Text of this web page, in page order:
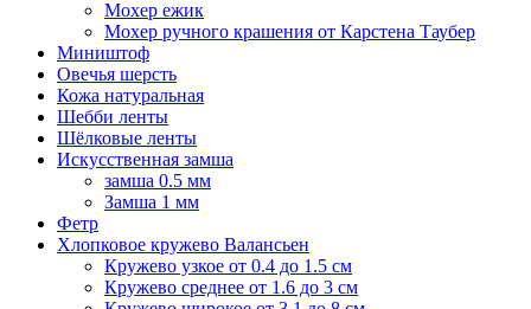
Мохер ежик
Мохер ручного крашения от Карстена Таубер
Миништоф
Овечья шерсть
Кожа натуральная
Шебби ленты
Шёлковые ленты
Искусственная замша
замша 0.5 мм
Замша 1 мм
Фетр
Хлопковое кружево Валансьен
Кружево узкое от 0.4 до 1.5 см
Кружево среднее от 1.6 до 3 см